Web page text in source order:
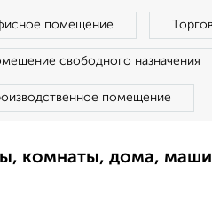
помещение
свободного назначения
помещение
комнаты, дома,